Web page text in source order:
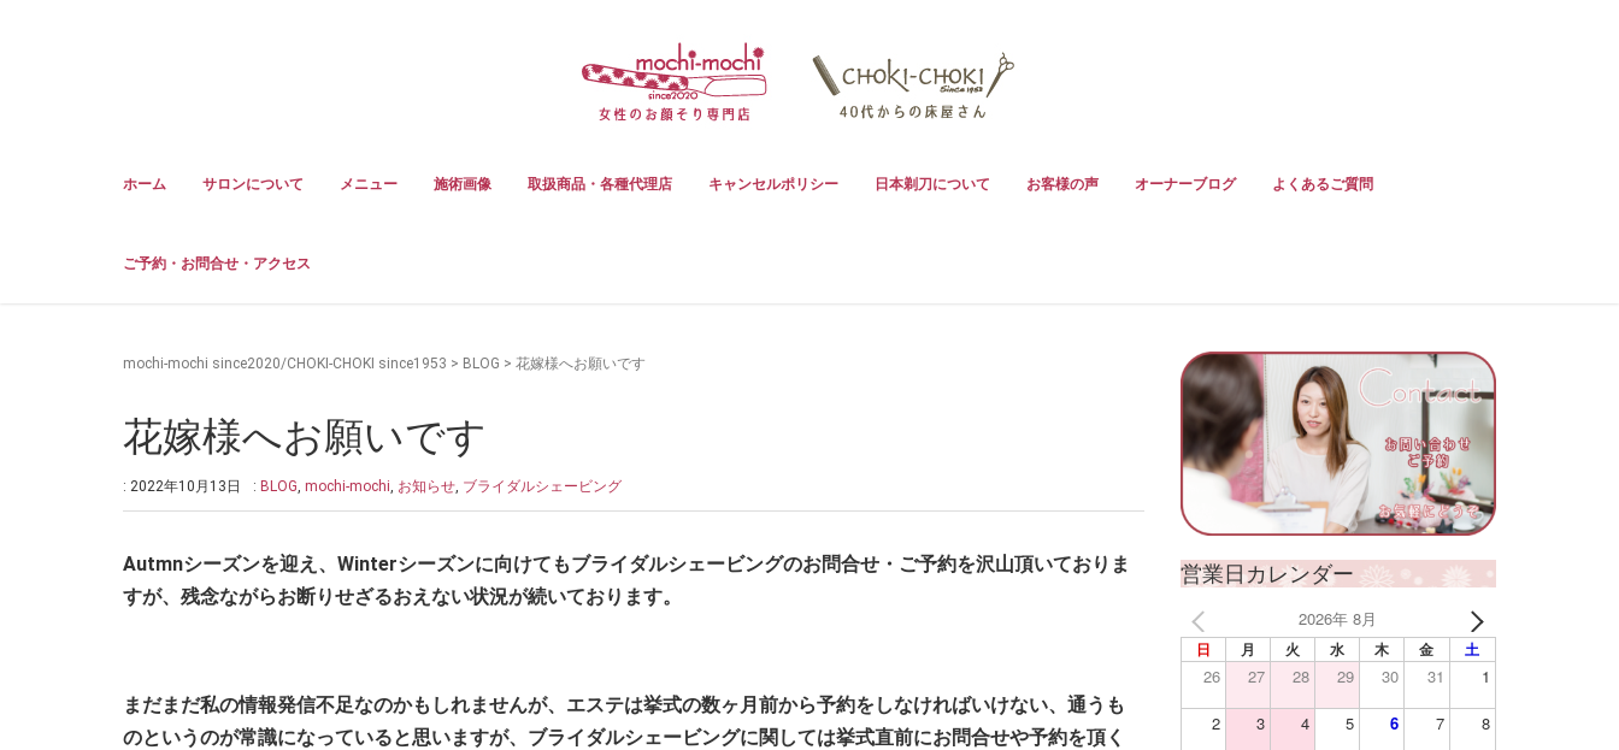
ホーム サロンについて メニュー 施術画像 取扱商品・各種代理店 キャンセルポリシー 日本剃刀について お客様の声 オーナーブログ よくあるご質問
ご予約・お問合せ・アクセス
mochi-mochi since2020/CHOKI-CHOKI since1953 > BLOG > 花嫁様へお願いです
花嫁様へお願いです
: 2022年10月13日 : BLOG, mochi-mochi, お知らせ, ブライダルシェービング
Autmnシーズンを迎え、Winterシーズンに向けてもブライダルシェービングのお問合せ・ご予約を沢山頂いておりま
すが、残念ながらお断りせざるおえない状況が続いております。
まだまだ私の情報発信不足なのかもしれませんが、エステは挙式の数ヶ月前から予約をしなければいけない、通うも
のというのが常識になっていると思いますが、ブライダルシェービングに関しては挙式直前にお問合せや予約を頂く
営業日カレンダー
2026年 8月
日 月 火 水 木 金 土
26 27 28 29 30 31 1
2 3 4 5 6 7 8